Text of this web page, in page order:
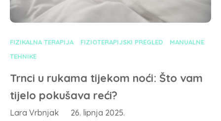
FIZIKALNA TERAPIJA FIZIOTERAPIJSKI PREGLED
MANUALNE
TEHNIKE
Trnci u rukama tijekom noći: Što vam
tijelo pokušava reći?
Lara Vrbnjak
26. lipnja 2025.